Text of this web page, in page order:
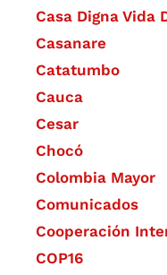
Casa Digna Vida
Casanare
Catatumbo
Cauca
Cesar
Chocó
Colombia Mayor
Comunicados
Cooperación
COP16